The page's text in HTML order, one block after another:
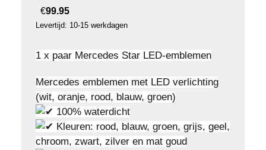
€99.95
Levertijd: 10-15 werkdagen
1 x paar Mercedes Star LED-emblemen
Mercedes emblemen met LED verlichting
(wit, oranje, rood, blauw, groen)
100% waterdicht
Kleuren: rood, blauw, groen, grijs, geel,
chroom, zwart, zilver en mat goud